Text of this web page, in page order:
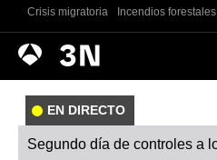
Crisis migratoria Incendios forestales
Antena
3
Noticias
EN DIRECTO
Segundo día de controles a